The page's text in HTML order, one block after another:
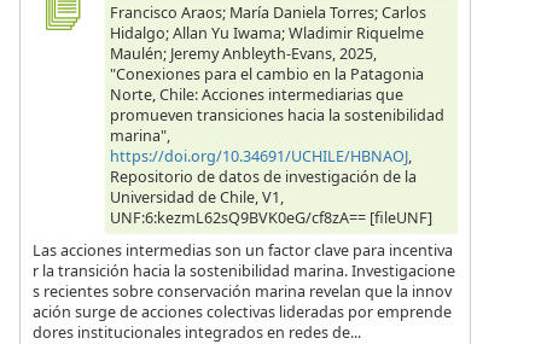
Francisco Araos; María Daniela Torres; Carlos
Hidalgo; Allan Yu Iwama; Wladimir Riquelme
Maulén; Jeremy Anbleyth-Evans, 2025,
"Conexiones para el cambio en la Patagonia
Norte, Chile: Acciones intermediarias que
promueven transiciones hacia la sostenibilidad
marina",
https://doi.org/10.34691/UCHILE/HBNAOJ,
Repositorio de datos de investigación de la
Universidad de Chile, V1,
UNF:6:kezmL62sQ9BVK0eG/cf8zA== [fileUNF]
Las acciones intermedias son un factor clave para incentiva
r la transición hacia la sostenibilidad marina. Investigacione
s recientes sobre conservación marina revelan que la innov
ación surge de acciones colectivas lideradas por emprende
dores institucionales integrados en redes de...